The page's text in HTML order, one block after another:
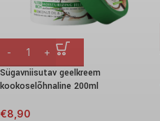
Sügavniisutav geelkreem
kookoselõhnaline 200ml
€8,90